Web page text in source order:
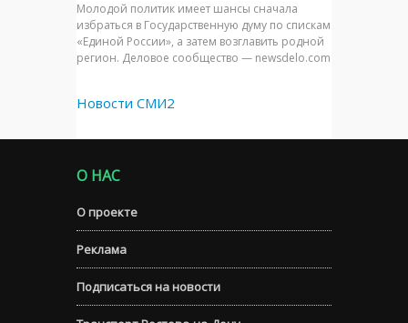
Молодой политик имеет шансы сначала
избраться в Государственную думу по спискам
«Единой России», а затем возглавить родной
регион. Деловое сообщество — newsdelo.com
Новости СМИ2
О НАС
О проекте
Реклама
Подписаться на новости